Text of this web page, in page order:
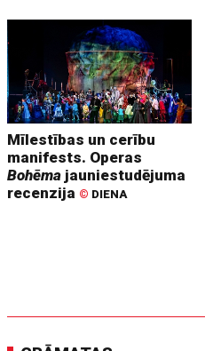
Mīlestības un cerību
manifests. Operas
Bohēma jauniestudējuma
recenzija © DIENA